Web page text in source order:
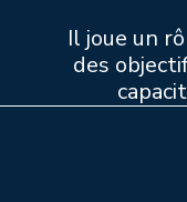
Il joue un
des